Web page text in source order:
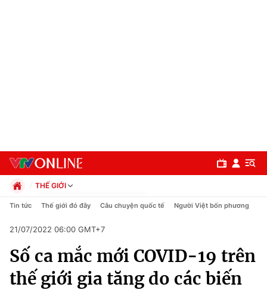
Chuyên mục
Chính trị
THẾ GIỚI
Chính trị
Pháp luật
Kinh tế
Thể thao
Truyền hình
Tin tức Thế giới đó đây Câu chuyện quốc tế Người Việt bốn phương
21/07/2022 06:00 GMT+7
Số ca mắc mới COVID-19 trên
thế giới gia tăng do các biến